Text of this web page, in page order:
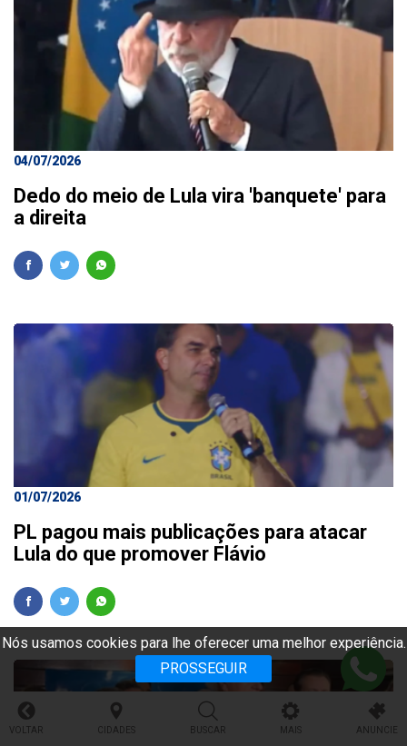
Nós usamos cookies para lhe oferecer uma melhor experiência.
PROSSEGUIR
04/07/2026
Dedo do meio de Lula vira 'banquete' para
a direita
01/07/2026
PL pagou mais publicações para atacar
Lula do que promover Flávio
VOLTAR CIDADES BUSCAR MAIS ANUNCIE